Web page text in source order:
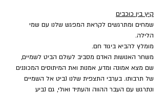
קיץ בין כוכבים
שמחים ומתרגשים לקראת המפגש שלנו עם שמי
הלילה.
מומלץ להביא ביגוד חם.
משחר האנושות האדם מסביב לעולם הביט לשמיים,
שם מצא אמונה ומדע, אמנות ואת המיתוסים המכוננים
של תרבותו. בערבי התצפית שלנו נביט אל השמיים
ונתרגש עם העבר ההווה והעתיד ואולי, גם נביע